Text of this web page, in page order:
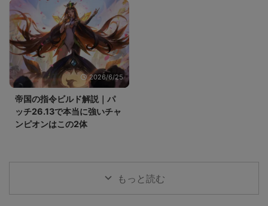
2026/6/25
帝国の指令ビルド解説｜パ
ッチ26.13で本当に強いチャ
ンピオンはこの2体
もっと読む